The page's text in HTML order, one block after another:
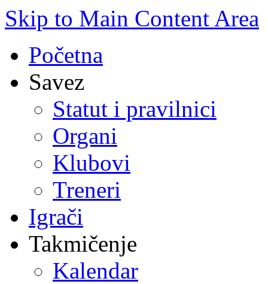
Skip to Main Content Area
Početna
Savez
Statut i pravilnici
Organi
Klubovi
Treneri
Igrači
Takmičenje
Kalendar